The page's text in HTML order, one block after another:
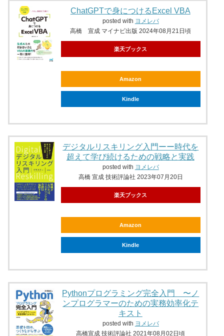
ChatGPTで身につけるExcel VBA
posted with ヨメレバ
高橋 宣成 マイナビ出版 2024年08月21日頃
楽天ブックス
Amazon
Kindle
デジタルリスキリング入門ーー時代を
超えて学び続けるための戦略と実践
posted with ヨメレバ
高橋 宣成 技術評論社 2023年07月20日
楽天ブックス
Amazon
Kindle
Pythonプログラミング完全入門 〜ノ
ンプログラマーのための実務効率化テ
キスト
posted with ヨメレバ
高橋宣成 技術評論社 2021年08月02日頃